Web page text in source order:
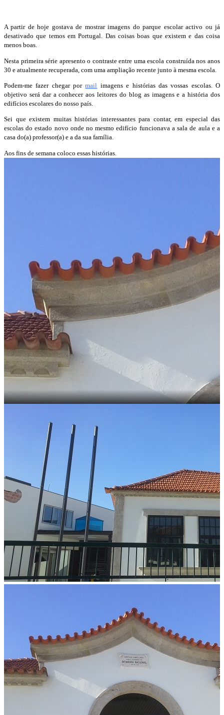
A partir de hoje gostava de mostrar imagens do parque escolar activo ou já
desativado que temos em Portugal. Das coisas boas que existem e das coisa
menos boas.
Nesta primeira série apresento o contraste entre uma escola construída nos anos
30 e atualmente recuperada, com uma ampliação recente junto à mesma escola.
Podem-me fazer chegar pormail imagens e histórias das vossas escolas. O
objetivo será dar a conhecer aos leitores do blog as imagens e a história dos
edifícios escolares do nosso país.
Sei que existem muitas histórias interessantes para contar, em especial das
escolas do estado novo onde no mesmo edifício funcionava a sala de aula e a
casa do(a) professor(a) e a da sua família.
Aos fins de semana coloco essas histórias.